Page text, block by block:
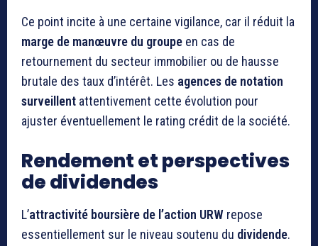
Ce point incite à une certaine vigilance, car il réduit la
marge de manœuvre du groupe en cas de
retournement du secteur immobilier ou de hausse
brutale des taux d’intérêt. Les agences de notation
surveillent attentivement cette évolution pour
ajuster éventuellement le rating crédit de la société.
Rendement et perspectives
de dividendes
L’attractivité boursière de l’action URW repose
essentiellement sur le niveau soutenu du dividende.